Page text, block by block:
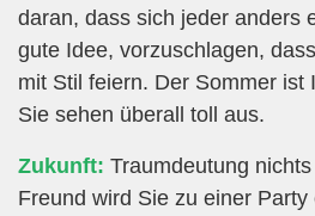
daran, dass sich jeder anders
gute Idee, vorzuschlagen,
mit Stil feiern. Der Sommer ist
Sie sehen überall toll aus.
Zukunft: Traumdeutung
Freund wird Sie zu einer